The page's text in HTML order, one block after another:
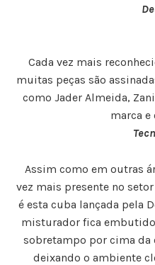
Cada vez mais
muitas peças são
como Jader Almeida,
marca
Assim como em outras
vez mais presente no
é esta cuba lançada pela
misturador fica
sobretampo por cima
deixando o ambiente